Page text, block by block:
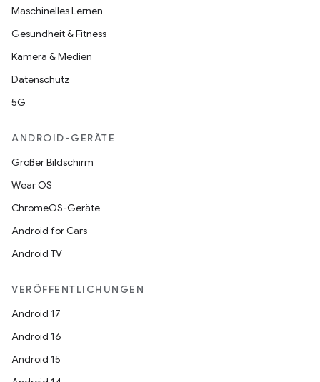
Maschinelles Lernen
Gesundheit & Fitness
Kamera & Medien
Datenschutz
5G
ANDROID-GERÄTE
Großer Bildschirm
Wear OS
ChromeOS-Geräte
Android for Cars
Android TV
VERÖFFENTLICHUNGEN
Android 17
Android 16
Android 15